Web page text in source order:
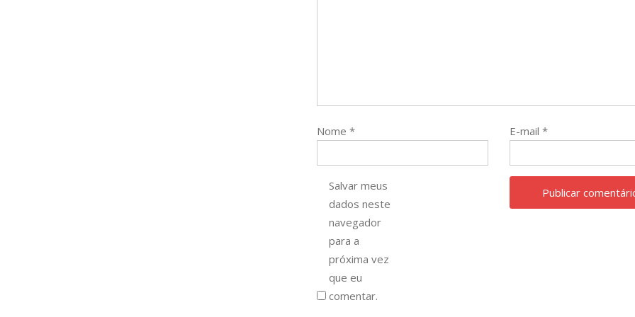
Nome * E-mail *
Salvar meus
dados neste
navegador
para a
próxima vez
que eu
comentar.